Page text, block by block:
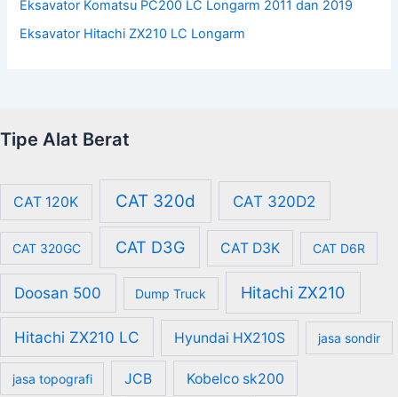
Eksavator Komatsu PC200 LC Longarm 2011 dan 2019
Eksavator Hitachi ZX210 LC Longarm
Tipe Alat Berat
CAT 120K CAT 320d CAT 320D2
CAT 320GC CAT D3G CAT D3K CAT D6R
Doosan 500 Dump Truck Hitachi ZX210
Hitachi ZX210 LC Hyundai HX210S jasa sondir
jasa topografi JCB Kobelco sk200